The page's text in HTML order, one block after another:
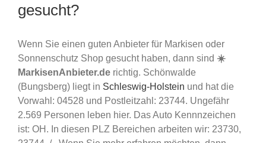
gesucht?
Wenn Sie einen guten Anbieter für Markisen oder
Sonnenschutz Shop gesucht haben, dann sind ☀️
MarkisenAnbieter.de richtig. Schönwalde
(Bungsberg) liegt in Schleswig-Holstein und hat die
Vorwahl: 04528 und Postleitzahl: 23744. Ungefähr
2.569 Personen leben hier. Das Auto Kennnzeichen
ist: OH. In diesen PLZ Bereichen arbeiten wir: 23730,